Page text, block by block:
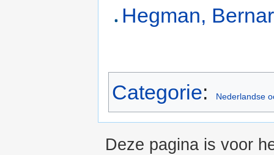
Hegman,
Categorie: Nederlandse
Deze pagina is voor